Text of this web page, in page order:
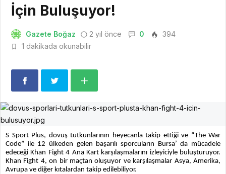
İçin Buluşuyor!
Gazete Boğaz 2 yıl önce 0
394
1 dakikada okunabilir
S Sport Plus, dövüş tutkunlarının heyecanla takip ettiği ve “The War
Code” ile 12 ülkeden gelen başarılı sporcuların Bursa’ da mücadele
edeceği Khan Fight 4 Ana Kart karşılaşmalarını izleyiciyle buluşturuyor.
Khan Fight 4, on bir maçtan oluşuyor ve karşılaşmalar Asya, Amerika,
Avrupa ve diğer kıtalardan takip edilebiliyor.